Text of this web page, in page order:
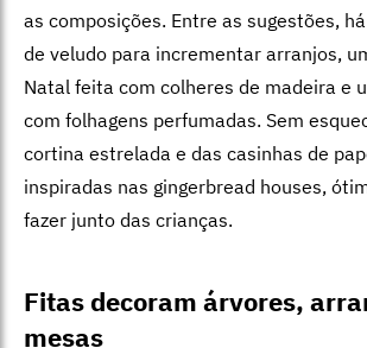
as composições. Entre as sugestões,
de veludo para incrementar arranjos,
Natal feita com colheres de madeira e
com folhagens perfumadas. Sem
cortina estrelada e das casinhas de
inspiradas nas gingerbread houses,
fazer junto das crianças.
Fitas decoram árvores,
mesas